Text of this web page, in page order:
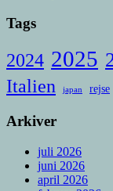
Tags
2024 2025
Italien
japan rejse
Arkiver
juli 2026
juni 2026
april 2026